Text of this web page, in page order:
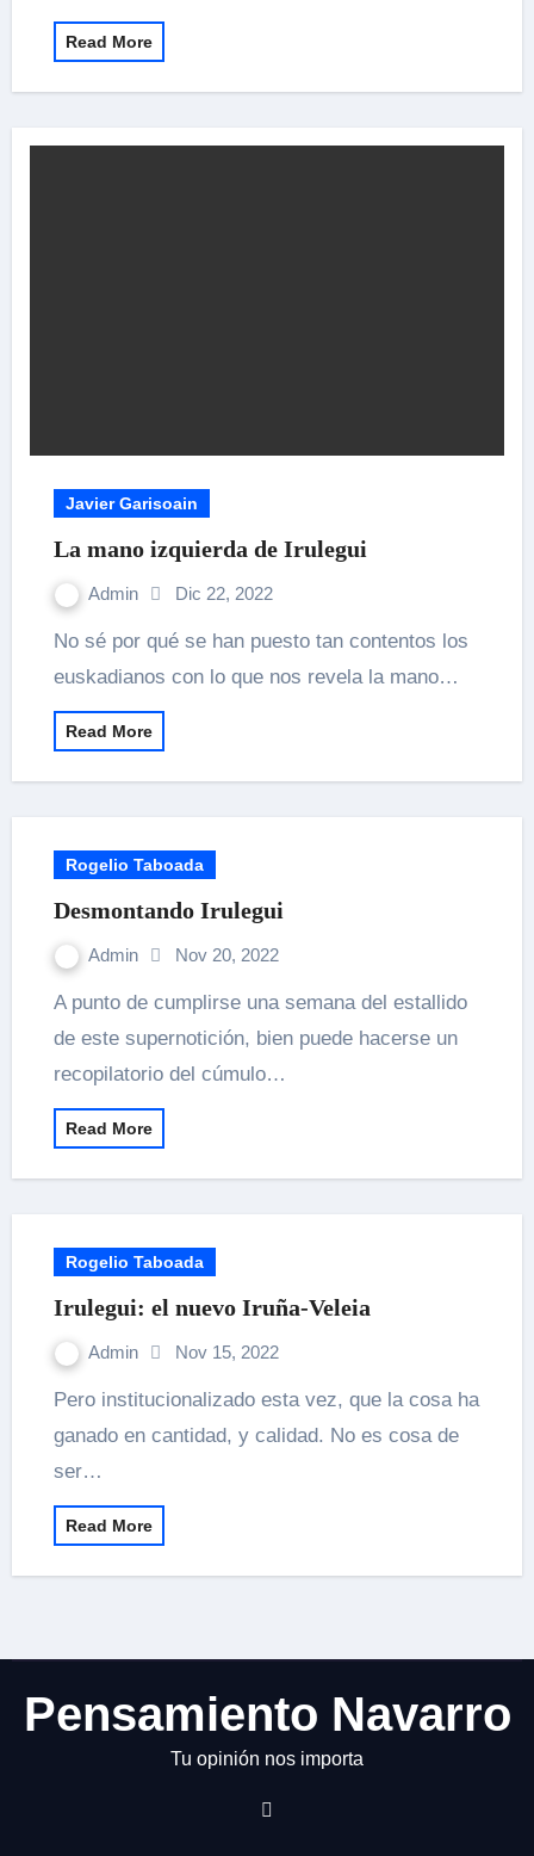
Read More
Javier Garisoain
La mano izquierda de Irulegui
Admin Dic 22, 2022
No sé por qué se han puesto tan contentos los
euskadianos con lo que nos revela la mano…
Read More
Rogelio Taboada
Desmontando Irulegui
Admin Nov 20, 2022
A punto de cumplirse una semana del estallido
de este supernotición, bien puede hacerse un
recopilatorio del cúmulo…
Read More
Rogelio Taboada
Irulegui: el nuevo Iruña-Veleia
Admin Nov 15, 2022
Pero institucionalizado esta vez, que la cosa ha
ganado en cantidad, y calidad. No es cosa de
ser…
Read More
Pensamiento Navarro
Tu opinión nos importa